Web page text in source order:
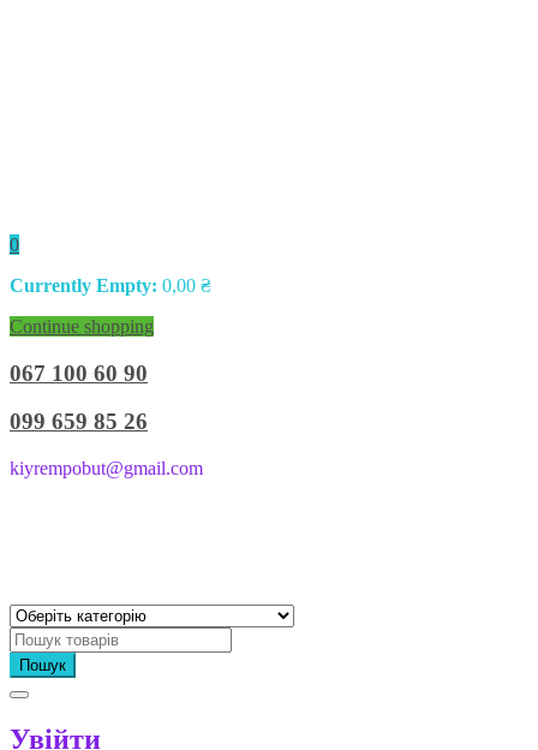
0
Currently Empty: 0,00 ₴
Continue shopping
067 100 60 90
099 659 85 26
kiyrempobut@gmail.com
Пошук
Увійти